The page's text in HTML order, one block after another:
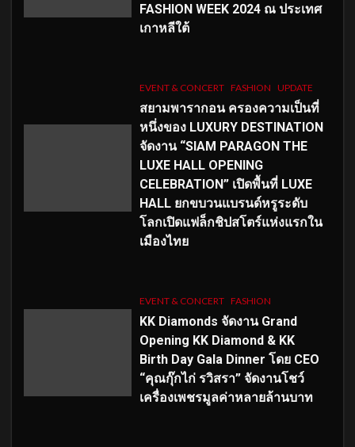
FASHION WEEK 2024 ณ ประเทศ
เกาหลีใต้
EVENT & CONCERT FASHION UPDATE
สยามพารากอน ครองความเป็นที่
หนึ่งของ LUXURY DESTINATION
จัดงาน “SIAM PARAGON THE
LUXE HALL OPENING
CELEBRATION” เปิดพื้นที่ LUXE
HALL ยกขบวนแบรนด์หรูระดับ
โลกเปิดแฟล็กชิปสโตร์แห่งแรกใน
เมืองไทย
EVENT & CONCERT FASHION
KK Diamonds จัดงาน Grand
Opening KK Diamond & KK
Birth Day Gala Dinner โดย CEO
“คุณกุ๊กไก่ รวิสรา” จัดงานโชว์
เครื่องเพชรมูลค่าหลายล้านบาท